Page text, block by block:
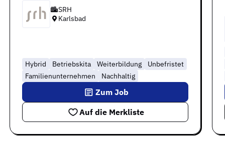
SRH
Karlsbad
Hybrid Betriebskita Weiterbildung
Unbefristet
Familienunternehmen
Nachhaltig
Auf die Merkliste
Zum Job